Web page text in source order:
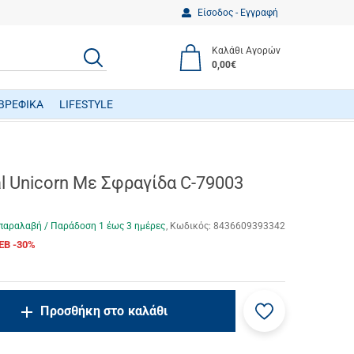
Είσοδος - Εγγραφή
ΑΝΑΖΗΤΗΣΗ
Καλάθι Αγορών
0,00€
LIFESTYLE
Unicorn Με Σφραγίδα C-79003
/ Παράδoση 1 έως 3 ημέρες Κωδικός: 8436609393342
-30%
Προσθήκη στο καλάθι
Προσθήκη